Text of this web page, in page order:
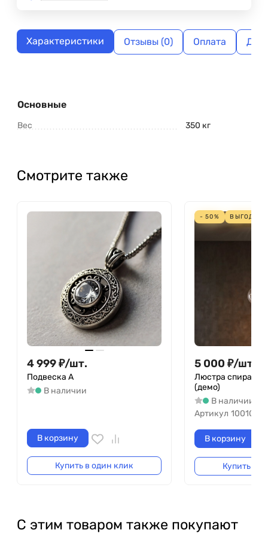
Характеристики Отзывы (0) Оплата
Основные
Вес 350 кг
Смотрите также
4 999₽/шт.
Подвеска A
В наличии
В корзину
Купить в один клик
- 50% ВЫГОДА
5 000 ₽/шт.
Люстра спираль
(демо)
В наличии
Артикул 100105-
В корзину
Купить в
С этим товаром также покупают